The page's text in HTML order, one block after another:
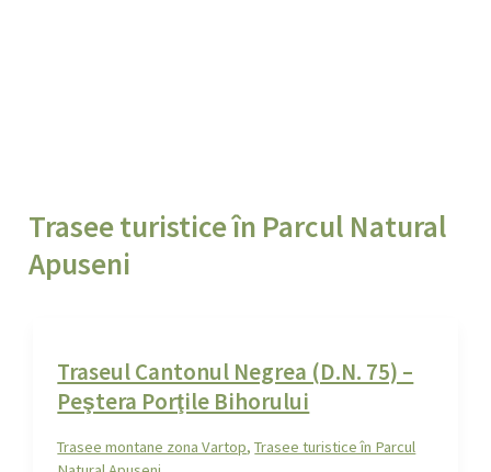
Trasee turistice în Parcul Natural
Apuseni
Traseul Cantonul Negrea (D.N. 75) –
Peştera Porţile Bihorului
Trasee montane zona Vartop,Trasee turistice în Parcul